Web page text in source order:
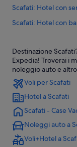
Scafati: Hotel con
Scafati: Hotel con
Scafati: Hotel per
Angri: Hotel
Boscoreale: Hotel
Boscoreale: Hotel
Pompei: Hotel
Pompei: Hotel con
Scafati: hotel Best
Destinazione
Expedia! Troverai i
noleggio auto e
Voli per Scafati
Hotel a Scafati
Scafati - Case
Noleggi auto a
Voli+Hotel a